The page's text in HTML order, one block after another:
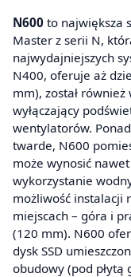
N600 to największa
Master z serii N,
najwydajniejszych
N400, oferuje aż
mm), został
wyłączający
wentylatorów.
twarde, N600
może wynosić
wykorzystanie
możliwość instalacji
miejscach – góra i
(120 mm). N600
dysk SSD
obudowy (pod płytą